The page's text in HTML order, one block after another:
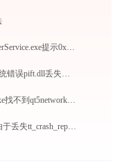
MindManager相关进程打开MmReminderService.exe提示0xc0000022错误码怎么办
增值税发票税控开票软件 打开SKRJ.exe找不到qt5network.dll怎么办
win7出现抖音报错：无法启动程序，由于丢失tt_crash_reporter_dylib.dll的解决方法